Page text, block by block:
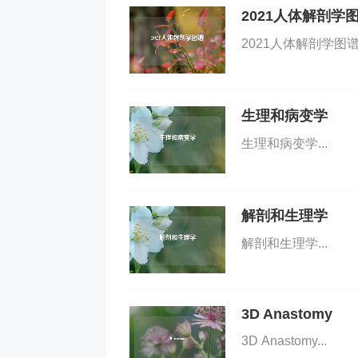
2021人体解剖学
2021人体解剖学图
生理和病变学
生理和病变学...
解剖和生理学
解剖和生理学...
3D Anastomy
3D Anastomy...